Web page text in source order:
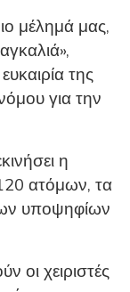
μέλημά μας,
της
για την
η
ατόμων, τα
υποψηφίων
οι χειριστές